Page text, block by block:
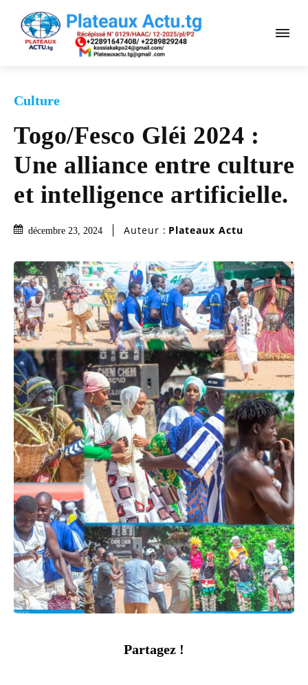
Culture
Togo/Fesco Gléi 2024 :
Une alliance entre culture
et intelligence artificielle.
décembre 23, 2024 Auteur : Plateaux Actu
Partagez !